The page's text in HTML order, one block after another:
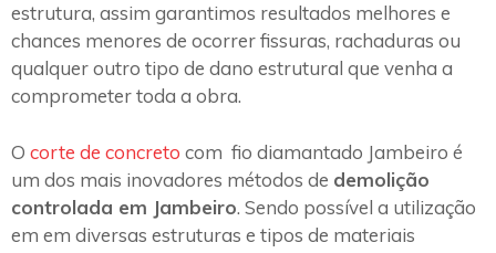
estrutura, assim garantimos resultados melhores e
chances menores de ocorrer fissuras, rachaduras ou
qualquer outro tipo de dano estrutural que venha a
comprometer toda a obra.
O corte de concreto com fio diamantado Jambeiro é
um dos mais inovadores métodos de demolição
controlada em Jambeiro. Sendo possível a utilização
em em diversas estruturas e tipos de materiais